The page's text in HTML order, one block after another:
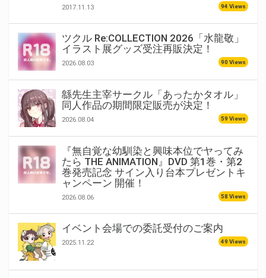
2017.11.13 94 Views
ツクル Re:COLLECTION 2026「水龍敬」
イラスト展グッズ受注再販決定！
2026.08.03 90 Views
緜先生主宰サークル「あったかタオル」
同人作品の期間限定販売が決定！
2026.08.04 59 Views
『無自覚な幼馴染と興味本位でヤってみ
たら THE ANIMATION』DVD 第1巻・第2
巻発売記念 サイン入り台本プレゼントキ
ャンペーン 開催！
2026.08.06 58 Views
イベント会場での委託受付のご案内
2025.11.22 49 Views